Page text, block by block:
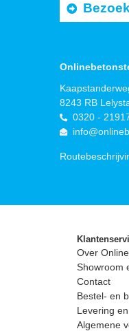
8243 RB
0320 -
Over
Showroom
Contact
Bestel- en
Levering
Algemene